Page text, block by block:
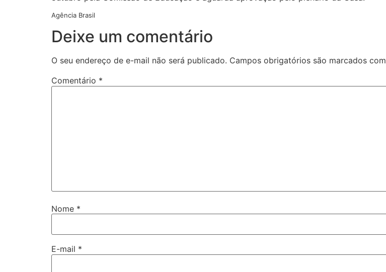
Agência Brasil
Deixe um comentário
O seu endereço de e-mail não será publicado. Campos obrigatórios são marcados com
Comentário *
Nome *
E-mail *